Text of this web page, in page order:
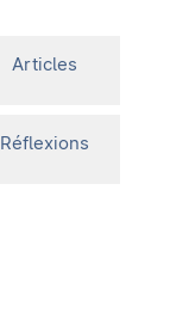
Articles
Réflexions